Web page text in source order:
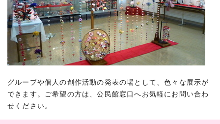
グループや個人の創作活動の発表の場として、色々な展示が
できます。ご希望の方は、公民館窓口へお気軽にお問い合わ
せください。